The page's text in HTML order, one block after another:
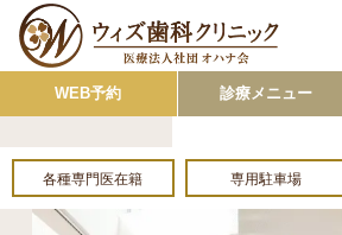
WEB予約 診療メニュー
各種専門医在籍 専用駐車場